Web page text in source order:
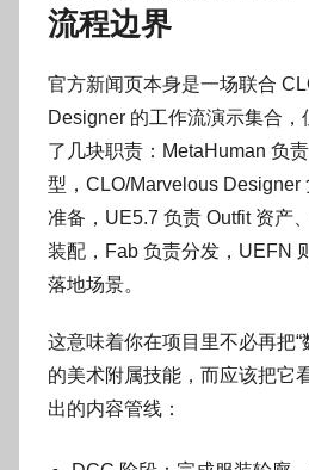
流程边界
官方新闻页本身是一场联合
Designer 的工作流演示集合，
了几块职责：MetaHuman 负
型，CLO/Marvelous Designer
准备，UE5.7 负责 Outfit 资产
装配，Fab 负责分发，UEFN
落地场景。
这意味着你在项目里不必再把“
的美术附属技能，而应该把它
出的内容管线：